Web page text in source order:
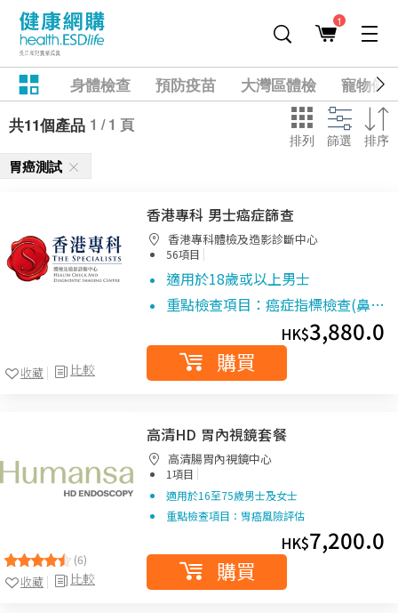
1
身體檢查 預防疫苗 大灣區體檢
寵物健
共11個產品 1 / 1 頁
排列 篩選 排序
胃癌測試
比較
收藏
香港專科 男士癌症篩查
香港專科體檢及造影診斷中心
56項目 |
適用於18歲或以上男士
重點檢查項目：癌症指標檢查(鼻…
HK$3,880.0
購買
(6)
比較
收藏
高清HD 胃內視鏡套餐
高清腸胃內視鏡中心
1項目 |
適用於16至75歲男士及女士
重點檢查項目：胃癌風險評估
HK$7,200.0
購買